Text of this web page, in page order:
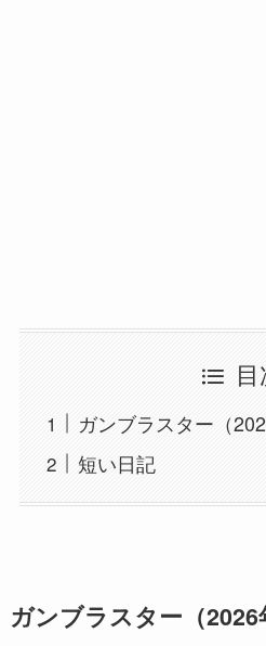
ガンブラスター（
短い日記
ガンブラスター（2026